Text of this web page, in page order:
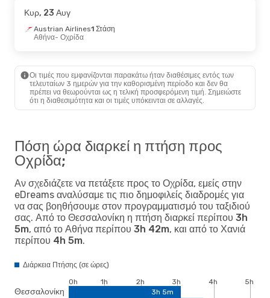
Air Serbia 1 Στάση
Οχρίδα - Αθήνα
Αθήνα
Austrian Airlines1 Στάση
Οχρίδα- Αθήνα
Κυρ, 23 Αυγ
Austrian Airlines1 Στάση
Αθήνα- Οχρίδα
Οι τιμές που εμφανίζονται παρακάτω ήταν διαθέσιμες εντός των
τελευταίων 3 ημερών για την καθορισμένη περίοδο και δεν θα
πρέπει να θεωρούνται ως η τελική προσφερόμενη τιμή. Σημειώστε
ότι η διαθεσιμότητα και οι τιμές υπόκεινται σε αλλαγές.
Πόση ώρα διαρκεί η πτήση προς
Οχρίδα;
Αν σχεδιάζετε να πετάξετε προς το Οχρίδα, εμείς στην
eDreams αναλύσαμε τις πιο δημοφιλείς διαδρομές για
να σας βοηθήσουμε στον προγραμματισμό του ταξιδιού
σας. Από το Θεσσαλονίκη η πτήση διαρκεί περίπου 3h
5m, από το Αθήνα περίπου 3h 42m, και από το Χανιά
περίπου 4h 5m.
Διάρκεια Πτήσης (σε ώρες)
Θεσσαλονίκη
0h 1h 2h 3h 4h
5h
3h 5m